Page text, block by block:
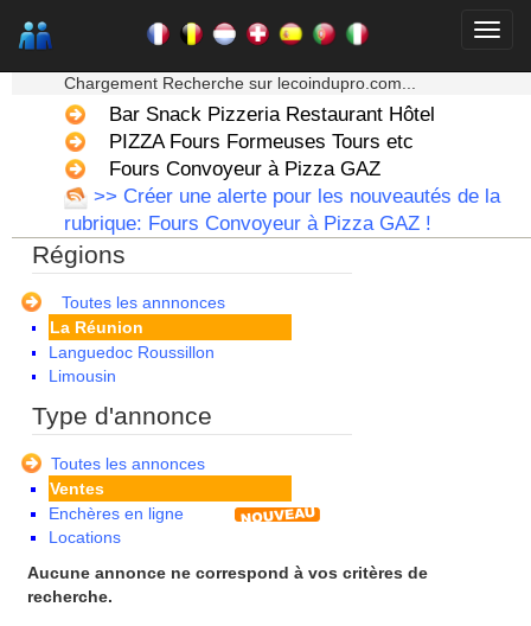
Chargement Recherche sur lecoindupro.com...
Bar Snack Pizzeria Restaurant Hôtel
PIZZA Fours Formeuses Tours etc
Fours Convoyeur à Pizza GAZ
>> Créer une alerte pour les nouveautés de la
rubrique: Fours Convoyeur à Pizza GAZ !
Régions
Toutes les annnonces
Auvergne
Bourgogne
Bretagne
Centre
Champagne Ardenne
Corse
Franche Comte - Suisse
Guadeloupe
Guyane
Haute Normandie
Ile de France
La Réunion
Languedoc Roussillon
Limousin
Martinique
Midi Pyrenees - Espagne -
Portugal
Nord Pas de Calais - Belgique -
Pays Bas
Pays de la Loire
Picardie
Type d'annonce
Toutes les annonces
Ventes
Enchères en ligne
Locations
Aucune annonce ne correspond à vos critères de
recherche.